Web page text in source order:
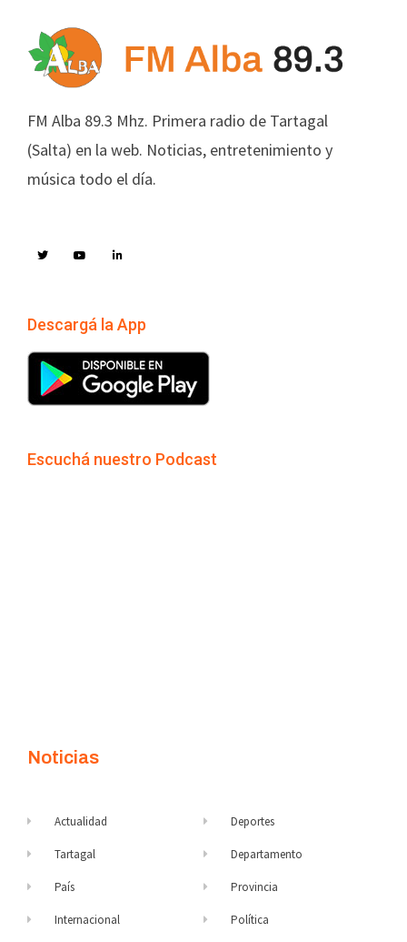
FM Alba 89.3 Mhz. Primera radio de Tartagal
(Salta) en la web. Noticias, entretenimiento y
música todo el día.
Descargá la App
Escuchá nuestro Podcast
Noticias
Actualidad
Tartagal
País
Internacional
Deportes
Departamento
Provincia
Política